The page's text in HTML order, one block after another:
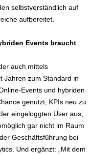
selbstverständlich auf
aufbereitet.
Events braucht
auch mittels
Jahren zum Standard in
Events und hybriden
genutzt, KPIs neu zu
eingeloggten User aus,
gar nicht im Raum
Geschäftsführung bei
Und ergänzt: „Mit dem